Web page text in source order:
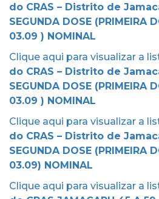
do CRAS – Distrito de
SEGUNDA DOSE (PRIMEIRA
03.09 ) NOMINAL
Clique aqui para visualizar a
do CRAS – Distrito de
SEGUNDA DOSE (PRIMEIRA
03.09 ) NOMINAL
Clique aqui para visualizar a
do CRAS – Distrito de
SEGUNDA DOSE (PRIMEIRA
03.09) NOMINAL
Clique aqui para visualizar a